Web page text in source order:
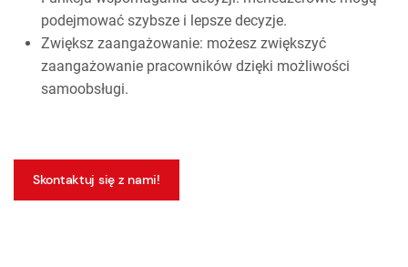
podejmować szybsze i lepsze decyzje.
Zwiększ zaangażowanie: możesz zwiększyć
zaangażowanie pracowników dzięki możliwości
samoobsługi.
Skontaktuj się z nami!